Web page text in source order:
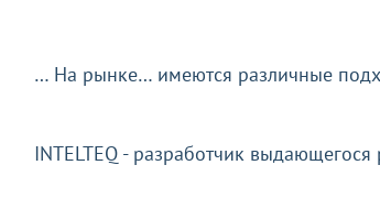
… На рынке… имеются различные
INTELTEQ - разработчик